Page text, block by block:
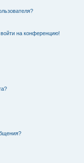
на конференцию!